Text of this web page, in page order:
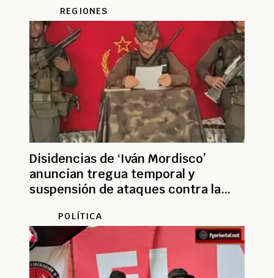
REGIONES
Disidencias de ‘Iván Mordisco’
anuncian tregua temporal y
suspensión de ataques contra la
POLÍTICA